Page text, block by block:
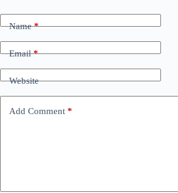
Name*
Email*
Website
Add Comment *